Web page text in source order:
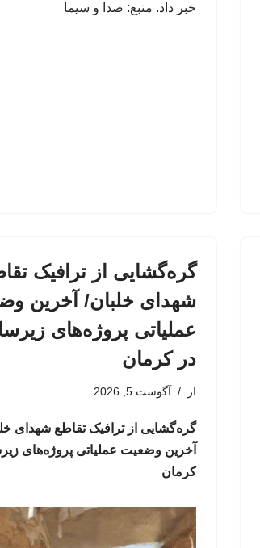
خبر داد. منبع: صدا و سیما
گره‌گشایی از ترافیک
شهدای خلبان/ آخرین
عملیاتی پروژه‌های
در کرمان
از آگوست 5, 2026
گره‌گشایی از ترافیک تقاطع شهدای
آخرین وضعیت عملیاتی پروژه‌های
کرمان